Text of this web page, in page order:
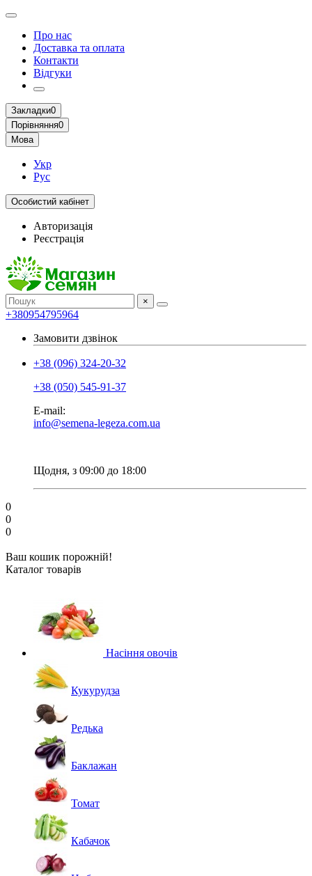
Про нас
Доставка та оплата
Контакти
Відгуки
Закладки0
Порівняння0
Мова
Укр
Рус
Особистий кабінет
Авторизація
Реєстрація
×
+380954795964
Замовити дзвінок
+38 (096) 324-20-32
+38 (050) 545-91-37
E-mail:
info@semena-legeza.com.ua
Щодня, з 09:00 до 18:00
0
0
0
Ваш кошик порожній!
Каталог товарів
Насіння овочів
Кукурудза
Редька
Баклажан
Томат
Кабачок